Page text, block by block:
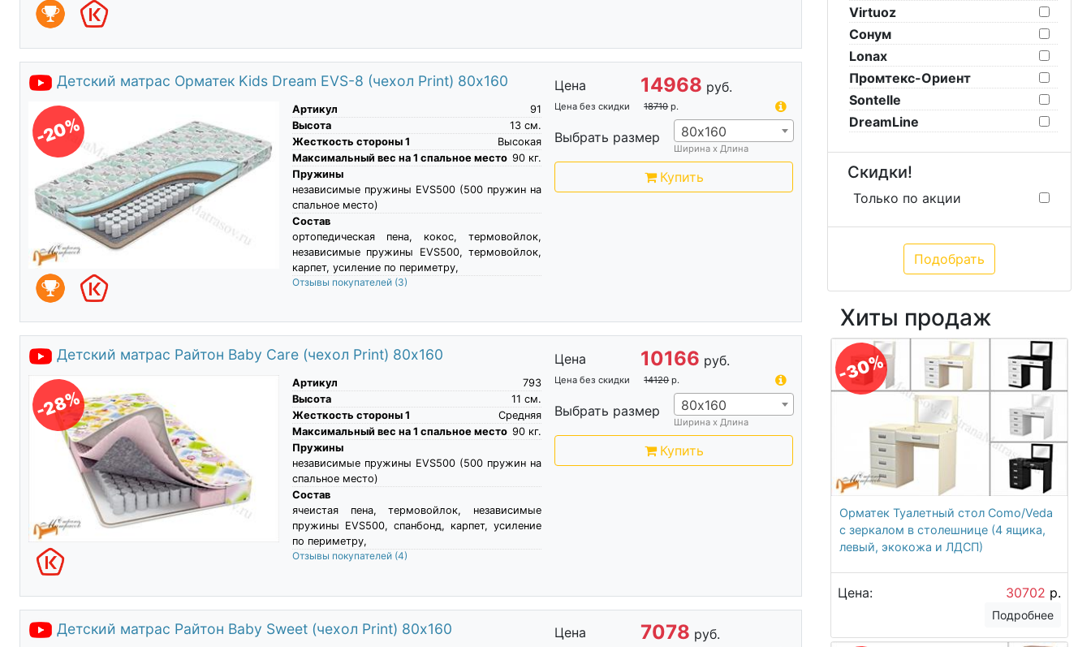
Детский матрас Орматек Kids Dream EVS-8 (чехол Print) 80х160
-20%
Артикул
91
Высота
см.
13
Жесткость стороны 1
Высокая
Максимальный вес на 1 спальное место
кг.
90
Пружины
независимые пружины EVS500 (500 пружин на
спальное место)
Состав
ортопедическая пена, кокос, термовойлок,
независимые пружины EVS500, термовойлок,
карпет, усиление по периметру,
Отзывы покупателей (3)
Цена 14968 руб.
Цена без скидки 18710 р.
Выбрать размер 80х160
Ширина х Длина
Купить
Детский матрас Райтон Baby Care (чехол Print) 80х160
-28%
Артикул
793
Высота
см.
11
Жесткость стороны 1
Средняя
Максимальный вес на 1 спальное место
кг.
90
Пружины
независимые пружины EVS500 (500 пружин на
спальное место)
Состав
ячеистая пена, термовойлок, независимые
пружины EVS500, спанбонд, карпет, усиление
по периметру,
Отзывы покупателей (4)
Цена 10166 руб.
Цена без скидки 14120 р.
Выбрать размер 80х160
Ширина х Длина
Купить
Детский матрас Райтон Baby Sweet (чехол Print) 80х160 Цена 7078 руб.
Virtuoz
Сонум
Lonax
Промтекс-Ориент
Sontelle
DreamLine
Скидки!
Только по акции
Хиты продаж
-30%
Орматек Туалетный стол Como/Veda
с зеркалом в столешнице (4 ящика,
левый, экокожа и ЛДСП)
Цена: 30702 р.
Подробнее